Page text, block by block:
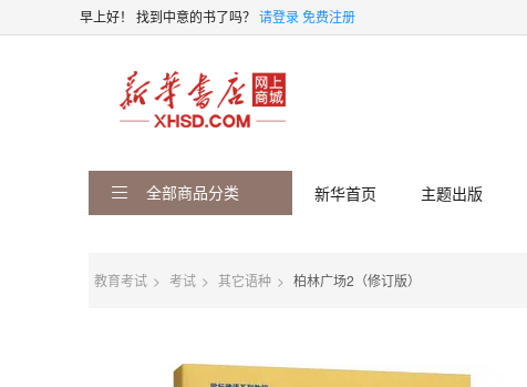
早上好！ 找到中意的书了吗？ 请登录免费注册
全部商品分类 新华首页 主题出版
教育考试 考试 其它语种 柏林广场2（修订版）